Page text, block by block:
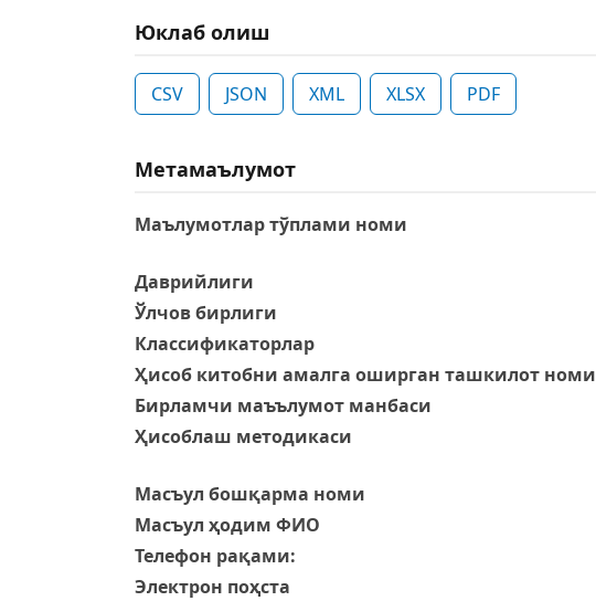
Юклаб олиш
CSV JSON XML XLSX PDF
Метамаълумот
Маълумотлар тўплами номи
Даврийлиги
Ўлчов бирлиги
Классификаторлар
Ҳисоб китобни амалга оширган ташкилот номи
Бирламчи маъълумот манбаси
Ҳисоблаш методикаси
Масъул бошқарма номи
Масъул ҳодим ФИО
Телефон рақами:
Электрон поҳcта